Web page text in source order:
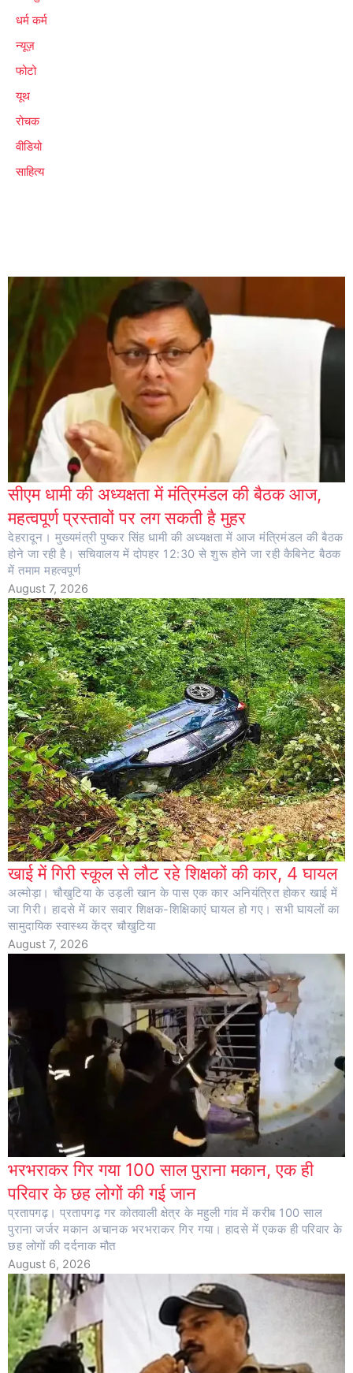
धर्म कर्म
न्यूज़
फोटो
यूथ
रोचक
वीडियो
साहित्य
सीएम धामी की अध्यक्षता में मंत्रिमंडल की बैठक आज,
महत्वपूर्ण प्रस्तावों पर लग सकती है मुहर
देहरादून। मुख्यमंत्री पुष्कर सिंह धामी की अध्यक्षता में आज मंत्रिमंडल की बैठक
होने जा रही है। सचिवालय में दोपहर 12:30 से शुरू होने जा रही कैबिनेट बैठक
में तमाम महत्वपूर्ण
August 7, 2026
खाई में गिरी स्कूल से लौट रहे शिक्षकों की कार, 4 घायल
अल्मोड़ा। चौखुटिया के उड़ली खान के पास एक कार अनियंत्रित होकर खाई में
जा गिरी। हादसे में कार सवार शिक्षक-शिक्षिकाएं घायल हो गए। सभी घायलों का
सामुदायिक स्वास्थ्य केंद्र चौखुटिया
August 7, 2026
भरभराकर गिर गया 100 साल पुराना मकान, एक ही
परिवार के छह लोगों की गई जान
प्रतापगढ़। प्रतापगढ़ गर कोतवाली क्षेत्र के महुली गांव में करीब 100 साल
पुराना जर्जर मकान अचानक भरभराकर गिर गया। हादसे में एकक ही परिवार के
छह लोगों की दर्दनाक मौत
August 6, 2026